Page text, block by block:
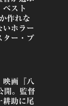
ベスト
作れな
いホラー
ター・プ
映画『八
開。監督
耕助に尾